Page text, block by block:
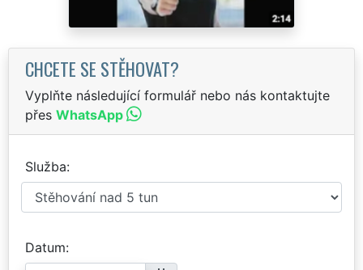
CHCETE SE STĚHOVAT?
Vyplňte následující formulář nebo nás kontaktujte
přes WhatsApp
Služba
Datum